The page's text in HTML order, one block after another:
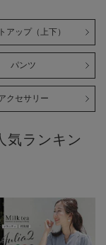
アップ（上下）
パンツ
クセサリー
気ランキン